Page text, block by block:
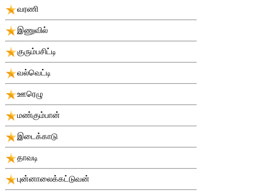
வரணி
இணுவில்
குரும்பசிட்டி
வல்வெட்டி
ஊரெழு
மண்கும்பான்
இடைக்காடு
தாவடி
புன்னாலைக்கட்டுவன்